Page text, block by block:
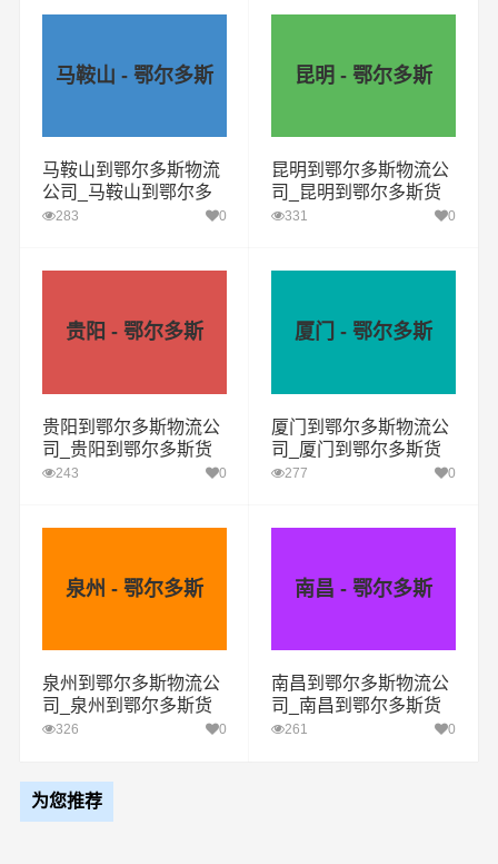
马鞍山 - 鄂尔多斯
马鞍山到鄂尔多斯物流
公司_马鞍山到鄂尔多
斯货运专线
283 0
昆明 - 鄂尔多斯
昆明到鄂尔多斯物流公
司_昆明到鄂尔多斯货
运专线
331 0
贵阳 - 鄂尔多斯
贵阳到鄂尔多斯物流公
司_贵阳到鄂尔多斯货
运专线
243 0
厦门 - 鄂尔多斯
厦门到鄂尔多斯物流公
司_厦门到鄂尔多斯货
运专线
277 0
泉州 - 鄂尔多斯
泉州到鄂尔多斯物流公
司_泉州到鄂尔多斯货
运专线
326 0
南昌 - 鄂尔多斯
南昌到鄂尔多斯物流公
司_南昌到鄂尔多斯货
运专线
261 0
为您推荐